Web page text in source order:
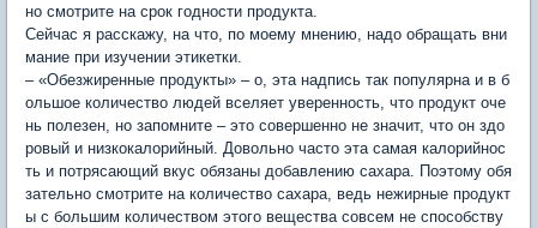
но смотрите на срок годности продукта.
Сейчас я расскажу, на что, по моему мнению, надо обращать вни
мание при изучении этикетки.
– «Обезжиренные продукты» – о, эта надпись так популярна и в б
ольшое количество людей вселяет уверенность, что продукт оче
нь полезен, но запомните – это совершенно не значит, что он здо
ровый и низкокалорийный. Довольно часто эта самая калорийнос
ть и потрясающий вкус обязаны добавлению сахара. Поэтому обя
зательно смотрите на количество сахара, ведь нежирные продукт
ы с большим количеством этого вещества совсем не способству